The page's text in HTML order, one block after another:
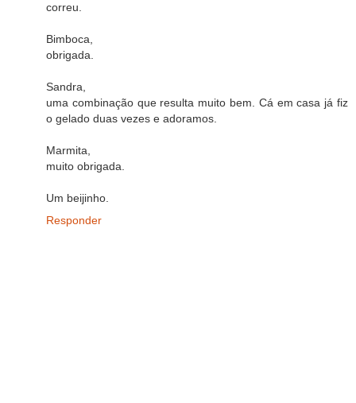
correu.
Bimboca,
obrigada.
Sandra,
uma combinação que resulta muito bem. Cá em casa já fiz
o gelado duas vezes e adoramos.
Marmita,
muito obrigada.
Um beijinho.
Responder